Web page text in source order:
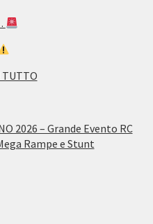
TUTTO
2026 – Grande Evento RC
Rampe e Stunt